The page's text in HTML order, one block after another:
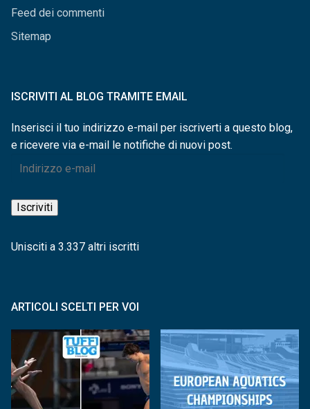
Feed dei commenti
Sitemap
ISCRIVITI AL BLOG TRAMITE EMAIL
Inserisci il tuo indirizzo e-mail per iscriverti a questo blog,
e ricevere via e-mail le notifiche di nuovi post.
Indirizzo
mail
Iscriviti
Unisciti a 3.337 altri iscritti
ARTICOLI SCELTI PER VOI